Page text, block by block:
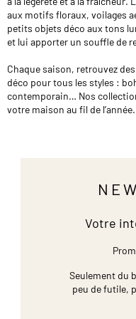
aux motifs floraux, voilages
petits objets déco aux tons
et lui apporter un souffle de
Chaque saison, retrouvez
déco pour tous les styles :
contemporain… Nos
votre maison au fil de l’année.
Votre
Seulement du
peu de futile,